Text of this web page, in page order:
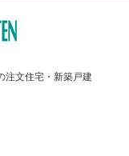
注文住宅・新築戸建